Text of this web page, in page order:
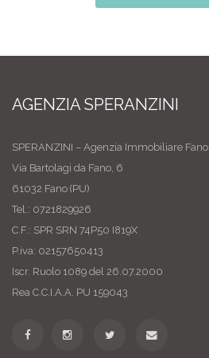
AGENZIA SPERANZINI
SPERANZINI – Agenzia Immobiliare Fano
Via Bartolagi da Fano, 6
61032 Fano (PU)
Tel.: 0721829926
C.F.: SPR SRN 74P50 I819X
P.iva: 02157650413
Iscr. Ruolo 1089 del 26.07.2000
Rea C.C.I.A.A. PU 159043